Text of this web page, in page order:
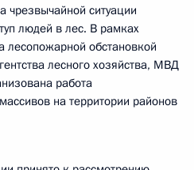
ситуации
людей в лес. В рамках
лесопожарной обстановкой
лесного хозяйства, МВД
работа
на территории районов